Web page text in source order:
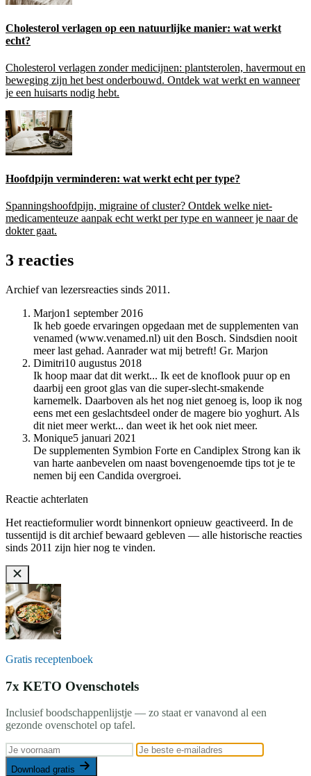
Cholesterol verlagen op een natuurlijke manier: wat werkt
echt?
Cholesterol verlagen zonder medicijnen: plantsterolen, havermout en
beweging zijn het best onderbouwd. Ontdek wat werkt en wanneer
je een huisarts nodig hebt.
Hoofdpijn verminderen: wat werkt echt per type?
Spanningshoofdpijn, migraine of cluster? Ontdek welke niet-
medicamenteuze aanpak echt werkt per type en wanneer je naar de
dokter gaat.
3 reacties
Archief van lezersreacties sinds 2011.
Marjon1 september 2016
Ik heb goede ervaringen opgedaan met de supplementen van
venamed (www.venamed.nl) uit den Bosch. Sindsdien nooit
meer last gehad. Aanrader wat mij betreft! Gr. Marjon
Dimitri10 augustus 2018
Ik hoop maar dat dit werkt... Ik eet de knoflook puur op en
daarbij een groot glas van die super-slecht-smakende
karnemelk. Daarboven als het nog niet genoeg is, loop ik nog
eens met een geslachtsdeel onder de magere bio yoghurt. Als
dit niet meer werkt... dan weet ik het ook niet meer.
Monique5 januari 2021
De supplementen Symbion Forte en Candiplex Strong kan ik
van harte aanbevelen om naast bovengenoemde tips tot je te
nemen bij een Candida overgroei.
Reactie achterlaten
Het reactieformulier wordt binnenkort opnieuw geactiveerd. In de
tussentijd is dit archief bewaard gebleven — alle historische reacties
sinds 2011 zijn hier nog te vinden.
Gratis receptenboek
7x KETO Ovenschotels
Inclusief boodschappenlijstje — zo staat er vanavond al een
gezonde ovenschotel op tafel.
Download gratis